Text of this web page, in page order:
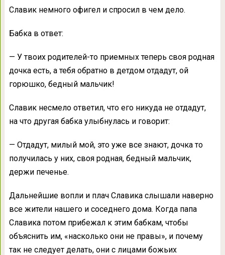
Славик немного офигел и спросил в чем дело.
Бабка в ответ:
— У твоих родителей-то приемных теперь своя родная
дочка есть, а тебя обратно в детдом отдадут, ой
горюшко, бедный мальчик!
Славик несмело ответил, что его никуда не отдадут,
на что другая бабка улыбнулась и говорит:
— Отдадут, милый мой, это уже все знают, дочка то
получилась у них, своя родная, бедный мальчик,
держи печенье.
Дальнейшие вопли и плач Славика слышали наверно
все жители нашего и соседнего дома. Когда папа
Славика потом прибежал к этим бабкам, чтобы
объяснить им, «насколько они не правы», и почему
так не следует делать, они с лицами божьих